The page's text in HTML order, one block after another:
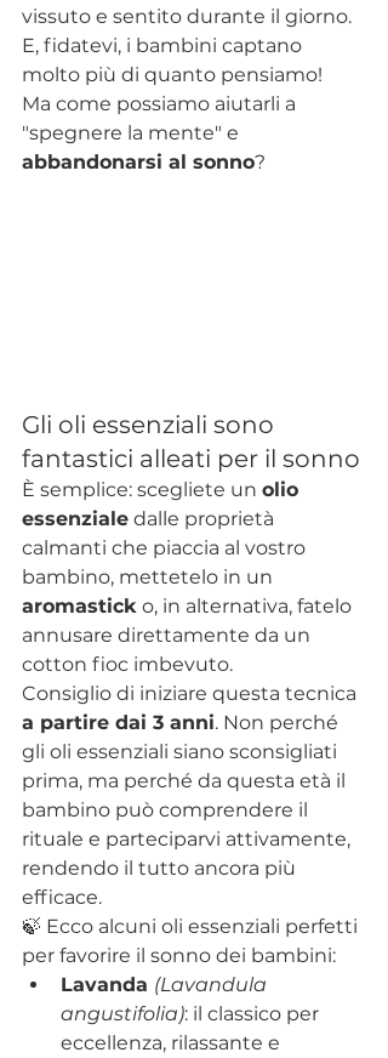
vissuto e sentito durante il giorno.
E, fidatevi, i bambini captano
molto più di quanto pensiamo!
Ma come possiamo aiutarli a
"spegnere la mente" e
abbandonarsi al sonno?
Gli oli essenziali sono
fantastici alleati per il sonno
È semplice: scegliete un olio
essenziale dalle proprietà
calmanti che piaccia al vostro
bambino, mettetelo in un
aromastick o, in alternativa, fatelo
annusare direttamente da un
cotton fioc imbevuto.
Consiglio di iniziare questa tecnica
a partire dai 3 anni. Non perché
gli oli essenziali siano sconsigliati
prima, ma perché da questa età il
bambino può comprendere il
rituale e parteciparvi attivamente,
rendendo il tutto ancora più
efficace.
🍃 Ecco alcuni oli essenziali perfetti
per favorire il sonno dei bambini:
Lavanda (Lavandula
angustifolia): il classico per
eccellenza, rilassante e